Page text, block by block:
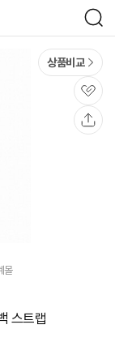
검
색
상품비교
관
심
몰
스트랩